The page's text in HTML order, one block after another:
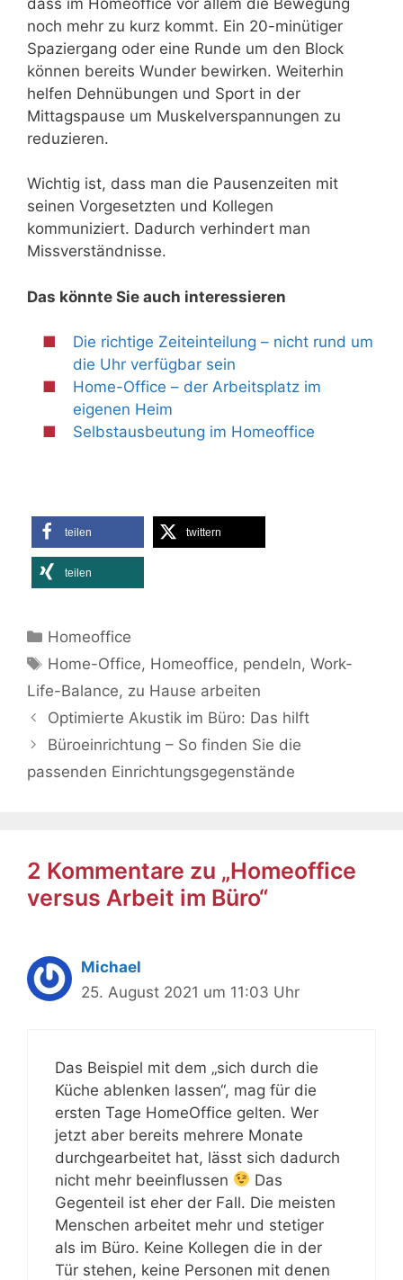
noch mehr zu kurz kommt. Ein 20-minütiger
Spaziergang oder eine Runde um den Block
können bereits Wunder bewirken. Weiterhin
helfen Dehnübungen und Sport in der
Mittagspause um Muskelverspannungen zu
reduzieren.
Wichtig ist, dass man die Pausenzeiten mit
seinen Vorgesetzten und Kollegen
kommuniziert. Dadurch verhindert man
Missverständnisse.
Das könnte Sie auch interessieren
Die richtige Zeiteinteilung – nicht rund um
die Uhr verfügbar sein
Home-Office – der Arbeitsplatz im
eigenen Heim
Selbstausbeutung im Homeoffice
teilen twittern
teilen
Kategorien
Homeoffice
Schlagwörter
Home-Office, Homeoffice, pendeln,Work-
Life-Balance, zu Hause arbeiten
Optimierte Akustik im Büro: Das hilft
Büroeinrichtung – So finden Sie die
passenden Einrichtungsgegenstände
2 Kommentare zu „Homeoffice
versus Arbeit im Büro“
Michael
25. August 2021 um 11:03 Uhr
Das Beispiel mit dem „sich durch die
Küche ablenken lassen“, mag für die
ersten Tage HomeOffice gelten. Wer
jetzt aber bereits mehrere Monate
durchgearbeitet hat, lässt sich dadurch
nicht mehr beeinflussen
Das
Gegenteil ist eher der Fall. Die meisten
Menschen arbeitet mehr und stetiger
als im Büro. Keine Kollegen die in der
Tür stehen, keine Personen mit denen